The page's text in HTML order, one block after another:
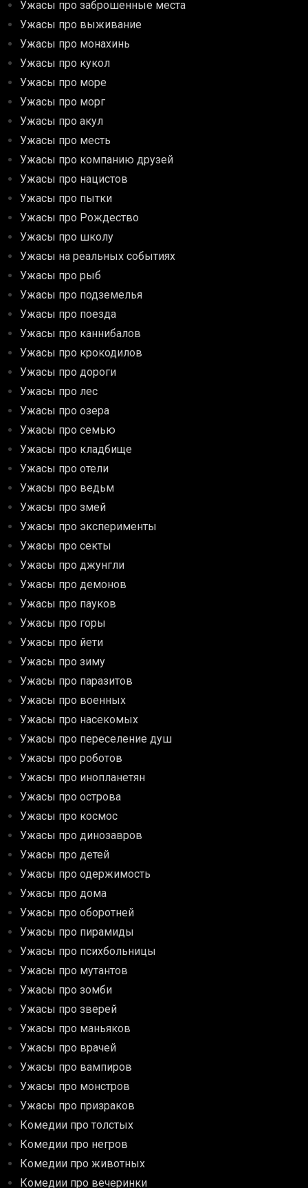
Ужасы про заброшенные места
Ужасы про выживание
Ужасы про монахинь
Ужасы про кукол
Ужасы про море
Ужасы про морг
Ужасы про акул
Ужасы про месть
Ужасы про компанию друзей
Ужасы про нацистов
Ужасы про пытки
Ужасы про Рождество
Ужасы про школу
Ужасы на реальных событиях
Ужасы про рыб
Ужасы про подземелья
Ужасы про поезда
Ужасы про каннибалов
Ужасы про крокодилов
Ужасы про дороги
Ужасы про лес
Ужасы про озера
Ужасы про семью
Ужасы про кладбище
Ужасы про отели
Ужасы про ведьм
Ужасы про змей
Ужасы про эксперименты
Ужасы про секты
Ужасы про джунгли
Ужасы про демонов
Ужасы про пауков
Ужасы про горы
Ужасы про йети
Ужасы про зиму
Ужасы про паразитов
Ужасы про военных
Ужасы про насекомых
Ужасы про переселение душ
Ужасы про роботов
Ужасы про инопланетян
Ужасы про острова
Ужасы про космос
Ужасы про динозавров
Ужасы про детей
Ужасы про одержимость
Ужасы про дома
Ужасы про оборотней
Ужасы про пирамиды
Ужасы про психбольницы
Ужасы про мутантов
Ужасы про зомби
Ужасы про зверей
Ужасы про маньяков
Ужасы про врачей
Ужасы про вампиров
Ужасы про монстров
Ужасы про призраков
Комедии про толстых
Комедии про негров
Комедии про животных
Комедии про вечеринки